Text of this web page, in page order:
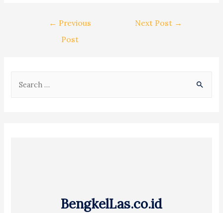
← Previous
Post
Next Post →
BengkelLas.co.id